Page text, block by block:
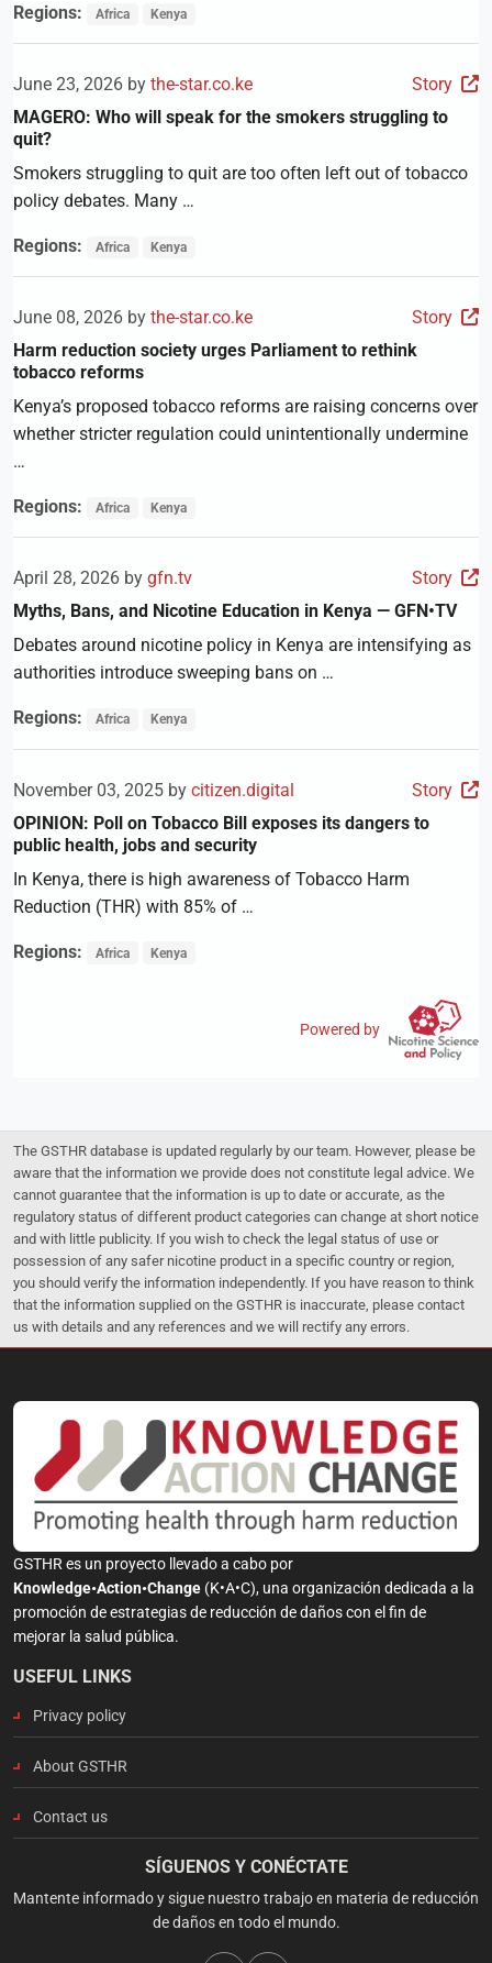
Regions: Africa Kenya
June 23, 2026 by the-star.co.ke
Story
MAGERO: Who will speak for the smokers struggling to
quit?
Smokers struggling to quit are too often left out of tobacco
policy debates. Many …
Regions: Africa Kenya
June 08, 2026 by the-star.co.ke
Story
Harm reduction society urges Parliament to rethink
tobacco reforms
Kenya’s proposed tobacco reforms are raising concerns over
whether stricter regulation could unintentionally undermine
…
Regions: Africa Kenya
April 28, 2026 by gfn.tv
Story
Myths, Bans, and Nicotine Education in Kenya — GFN•TV
Debates around nicotine policy in Kenya are intensifying as
authorities introduce sweeping bans on …
Regions: Africa Kenya
November 03, 2025 by citizen.digital
Story
OPINION: Poll on Tobacco Bill exposes its dangers to
public health, jobs and security
In Kenya, there is high awareness of Tobacco Harm
Reduction (THR) with 85% of …
Regions: Africa Kenya
Powered by
The GSTHR database is updated regularly by our team. However, please be
aware that the information we provide does not constitute legal advice. We
cannot guarantee that the information is up to date or accurate, as the
regulatory status of different product categories can change at short notice
and with little publicity. If you wish to check the legal status of use or
possession of any safer nicotine product in a specific country or region,
you should verify the information independently. If you have reason to think
that the information supplied on the GSTHR is inaccurate, please contact
us with details and any references and we will rectify any errors.
GSTHR es un proyecto llevado a cabo por
Knowledge•Action•Change (K•A•C), una organización dedicada a la
promoción de estrategias de reducción de daños con el fin de
mejorar la salud pública.
USEFUL LINKS
Privacy policy
About GSTHR
Contact us
SÍGUENOS Y CONÉCTATE
Mantente informado y sigue nuestro trabajo en materia de reducción
de daños en todo el mundo.